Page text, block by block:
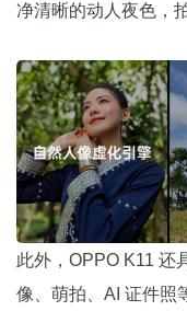
净清晰的动人夜色，
此外，OPPO K11 还
像、萌拍、AI 证件照